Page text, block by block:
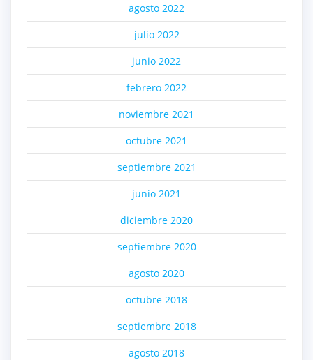
agosto 2022
julio 2022
junio 2022
febrero 2022
noviembre 2021
octubre 2021
septiembre 2021
junio 2021
diciembre 2020
septiembre 2020
agosto 2020
octubre 2018
septiembre 2018
agosto 2018